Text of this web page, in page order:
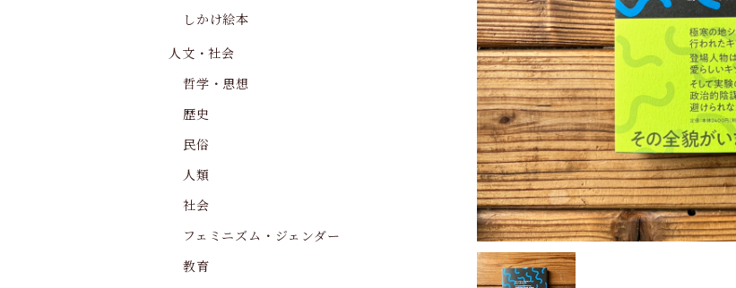
しかけ絵本
人文・社会
哲学・思想
歴史
民俗
人類
社会
フェミニズム・ジェンダー
教育